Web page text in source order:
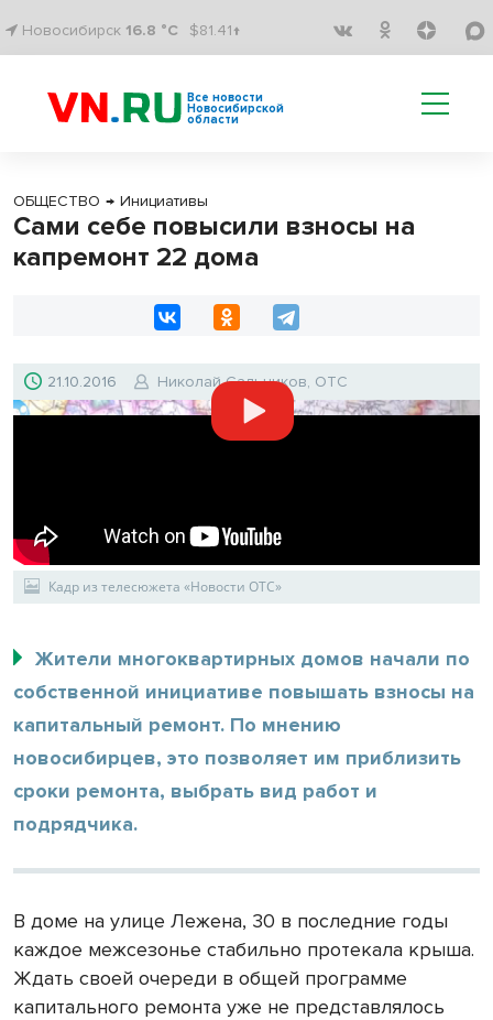
Новосибирск 16.8 °C $81.41↑
Все новости
Новосибирской
области
ОБЩЕСТВО → Инициативы
Сами себе повысили взносы на
капремонт 22 дома
21.10.2016 Николай Сальников, ОТС
Кадр из телесюжета «Новости ОТС»
Жители многоквартирных домов начали по
собственной инициативе повышать взносы на
капитальный ремонт. По мнению
новосибирцев, это позволяет им приблизить
сроки ремонта, выбрать вид работ и
подрядчика.
В доме на улице Лежена, 30 в последние годы
каждое межсезонье стабильно протекала крыша.
Ждать своей очереди в общей программе
капитального ремонта уже не представлялось